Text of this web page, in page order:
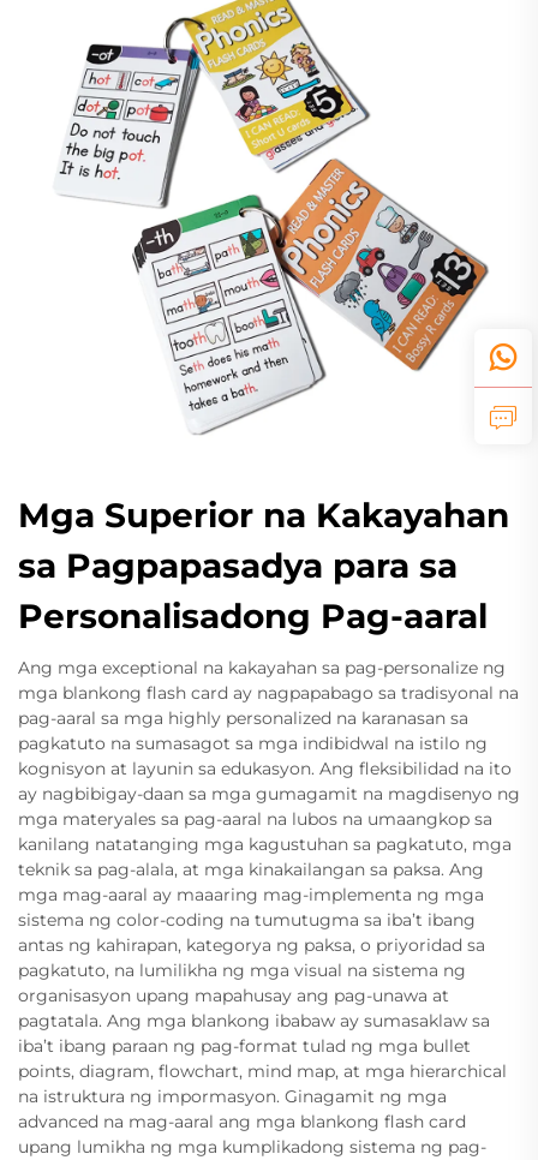
Mga Superior na Kakayahan
sa Pagpapasadya para sa
Personalisadong Pag-aaral
Ang mga exceptional na kakayahan sa pag-personalize ng
mga blankong flash card ay nagpapabago sa tradisyonal na
pag-aaral sa mga highly personalized na karanasan sa
pagkatuto na sumasagot sa mga indibidwal na istilo ng
kognisyon at layunin sa edukasyon. Ang fleksibilidad na ito
ay nagbibigay-daan sa mga gumagamit na magdisenyo ng
mga materyales sa pag-aaral na lubos na umaangkop sa
kanilang natatanging mga kagustuhan sa pagkatuto, mga
teknik sa pag-alala, at mga kinakailangan sa paksa. Ang
mga mag-aaral ay maaaring mag-implementa ng mga
sistema ng color-coding na tumutugma sa iba’t ibang
antas ng kahirapan, kategorya ng paksa, o priyoridad sa
pagkatuto, na lumilikha ng mga visual na sistema ng
organisasyon upang mapahusay ang pag-unawa at
pagtatala. Ang mga blankong ibabaw ay sumasaklaw sa
iba’t ibang paraan ng pag-format tulad ng mga bullet
points, diagram, flowchart, mind map, at mga hierarchical
na istruktura ng impormasyon. Ginagamit ng mga
advanced na mag-aaral ang mga blankong flash card
upang lumikha ng mga kumplikadong sistema ng pag-